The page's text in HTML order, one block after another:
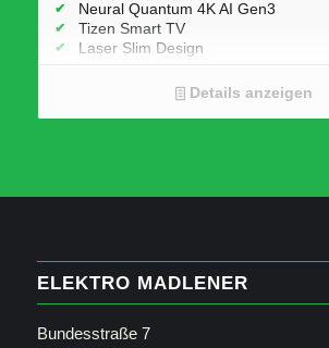
Neural Quantum 4K AI Gen3
Tizen Smart TV
Laser Slim Design
Details anzeigen
ELEKTRO MADLENER
Bundesstraße 7